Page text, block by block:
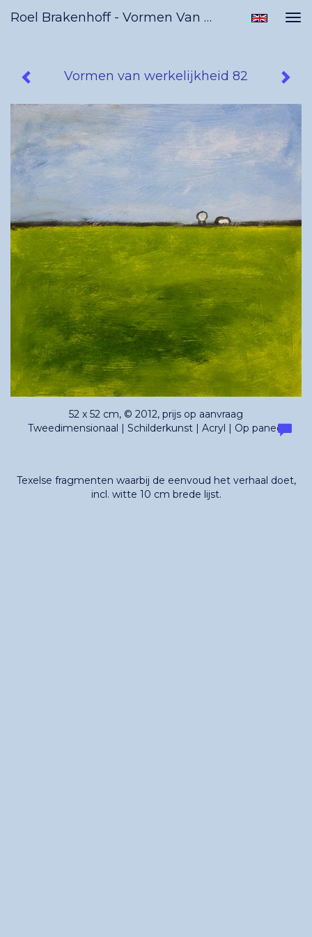
Roel Brakenhoff - Vormen Van Werkelijkheid 82
Vormen van werkelijkheid 82
52 x 52 cm, © 2012, prijs op aanvraag
Tweedimensionaal | Schilderkunst | Acryl | Op paneel
Texelse fragmenten waarbij de eenvoud het verhaal doet,
incl. witte 10 cm brede lijst.